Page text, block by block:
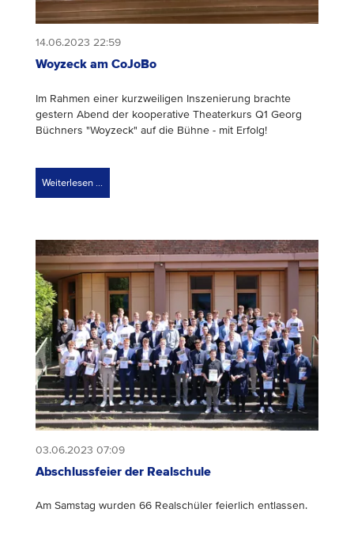
14.06.2023 22:59
Woyzeck am CoJoBo
Im Rahmen einer kurzweiligen Inszenierung brachte
gestern Abend der kooperative Theaterkurs Q1 Georg
Büchners "Woyzeck" auf die Bühne - mit Erfolg!
Weiterlesen …
03.06.2023 07:09
Abschlussfeier der Realschule
Am Samstag wurden 66 Realschüler feierlich entlassen.